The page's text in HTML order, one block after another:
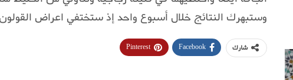
وستبهرك النتائج خلال أسبوع واحد إذ ستختفي اعراض
شارك Facebook
Pinterest